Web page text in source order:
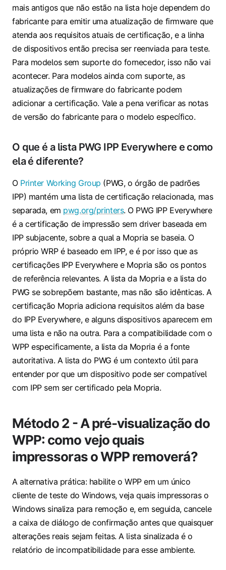
mais antigos que não estão na lista hoje dependem do
fabricante para emitir uma atualização de firmware que
atenda aos requisitos atuais de certificação, e a linha
de dispositivos então precisa ser reenviada para teste.
Para modelos sem suporte do fornecedor, isso não vai
acontecer. Para modelos ainda com suporte, as
atualizações de firmware do fabricante podem
adicionar a certificação. Vale a pena verificar as notas
de versão do fabricante para o modelo específico.
O que é a lista PWG IPP Everywhere e como
ela é diferente?
O Printer Working Group (PWG, o órgão de padrões
IPP) mantém uma lista de certificação relacionada, mas
separada, em pwg.org/printers. O PWG IPP Everywhere
é a certificação de impressão sem driver baseada em
IPP subjacente, sobre a qual a Mopria se baseia. O
próprio WRP é baseado em IPP, e é por isso que as
certificações IPP Everywhere e Mopria são os pontos
de referência relevantes. A lista da Mopria e a lista do
PWG se sobrepõem bastante, mas não são idênticas. A
certificação Mopria adiciona requisitos além da base
do IPP Everywhere, e alguns dispositivos aparecem em
uma lista e não na outra. Para a compatibilidade com o
WPP especificamente, a lista da Mopria é a fonte
autoritativa. A lista do PWG é um contexto útil para
entender por que um dispositivo pode ser compatível
com IPP sem ser certificado pela Mopria.
Método 2 - A pré-visualização do
WPP: como vejo quais
impressoras o WPP removerá?
A alternativa prática: habilite o WPP em um único
cliente de teste do Windows, veja quais impressoras o
Windows sinaliza para remoção e, em seguida, cancele
a caixa de diálogo de confirmação antes que quaisquer
alterações reais sejam feitas. A lista sinalizada é o
relatório de incompatibilidade para esse ambiente.